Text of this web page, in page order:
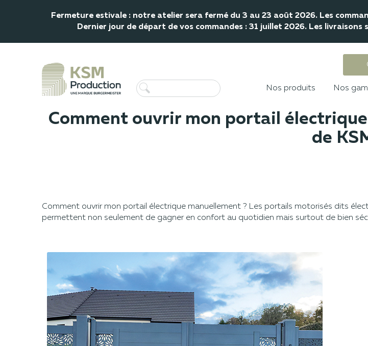
Fermeture estivale : notre atelier sera fermé du 3 au 23 août 2026. Les
Dernier jour de départ de vos commandes : 31 juillet 2026. Les
Nos produits Nos
Accueil Tous nos conseils Comment ouvrir mon portail électrique manuellement ? Les explications de KSM
Comment ouvrir mon portail
de
Comment ouvrir mon portail électrique manuellement ? Les portails motorisés dits
permettent non seulement de gagner en confort au quotidien mais surtout de bien